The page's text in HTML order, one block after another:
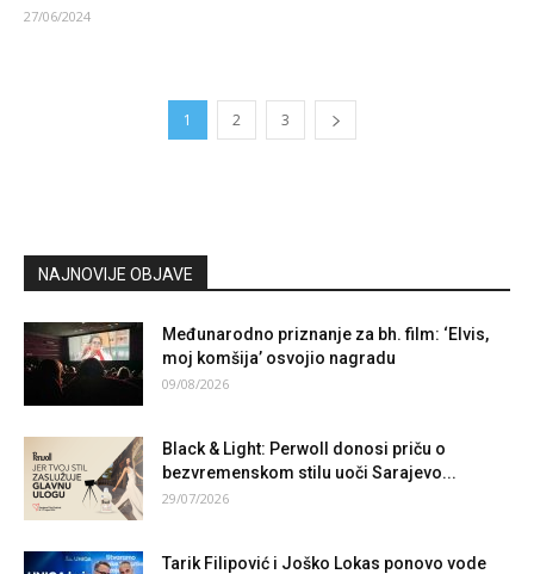
27/06/2024
1 2 3
NAJNOVIJE OBJAVE
Međunarodno priznanje za bh. film: ‘Elvis,
moj komšija’ osvojio nagradu
09/08/2026
Black & Light: Perwoll donosi priču o
bezvremenskom stilu uoči Sarajevo...
29/07/2026
Tarik Filipović i Joško Lokas ponovo vode